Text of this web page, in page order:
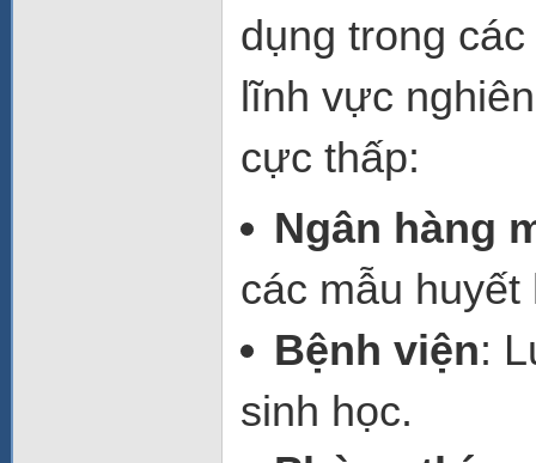
dụng trong
lĩnh vực
cực thấp:
Ngân hàng
các mẫu huyết
Bệnh viện:
sinh học.